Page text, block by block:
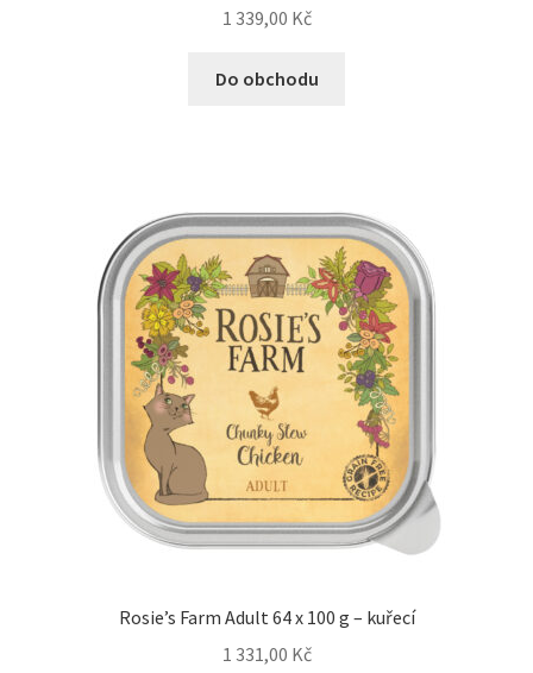
1 339,00 Kč
Do obchodu
Rosie’s Farm Adult 64 x 100 g – kuřecí
1 331,00 Kč